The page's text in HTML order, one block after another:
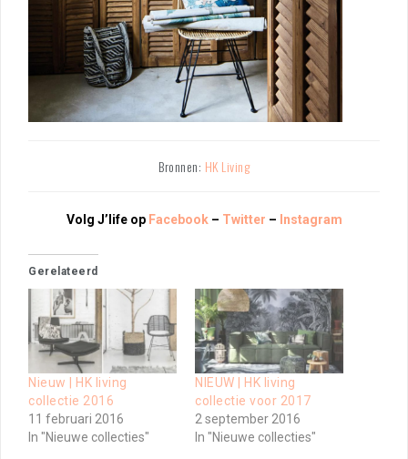
Bronnen: HK Living
Volg J’life opFacebook– Twitter – Instagram
Gerelateerd
Nieuw | HK living
collectie 2016
11 februari 2016
In "Nieuwe collecties"
NIEUW | HK living
collectie voor 2017
2 september 2016
In "Nieuwe collecties"